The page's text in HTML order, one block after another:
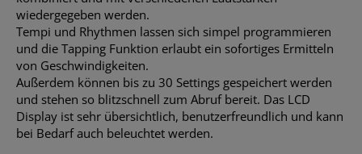
wiedergegeben werden.
Tempi und Rhythmen lassen sich simpel programmieren
und die Tapping Funktion erlaubt ein sofortiges Ermitteln
von Geschwindigkeiten.
Außerdem können bis zu 30 Settings gespeichert werden
und stehen so blitzschnell zum Abruf bereit. Das LCD
Display ist sehr übersichtlich, benutzerfreundlich und kann
bei Bedarf auch beleuchtet werden.